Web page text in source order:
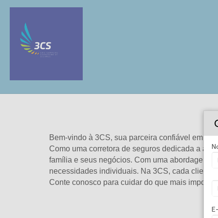
Bem-vindo à 3CS, sua parceira confiável em
Como uma corretora de seguros dedicada a
família e seus negócios. Com uma abordagem
necessidades individuais. Na 3CS, cada
​Conte conosco para cuidar do que mais